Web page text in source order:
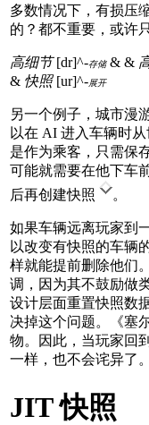
多数情况下，有损压
的？都不重要，或许
高细节[dr]^-存储& &
& 快照[ur]^-展开
另一个例子，城市漫
以在 AI 进入车辆时
是作为乘客，只需保
可能就需要在他下车
后再创建快照
。
如果车辆远离玩家到
以改变有快照的车辆
样就能提前删除他们
调，因为其不鼓励做
设计层面重置快照数
决掉这个问题。《塞
物。因此，当玩家回
一样，也不会诧异了。
JIT 快照